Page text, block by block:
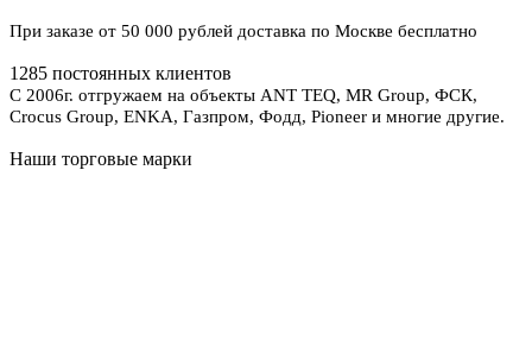
При заказе от 50 000 рублей доставка по Москве бесплатно
1285 постоянных клиентов
С 2006г. отгружаем на объекты ANT TEQ, MR Group, ФСК,
Crocus Group, ENKA, Газпром, Фодд, Pioneer и многие другие.
Наши торговые марки